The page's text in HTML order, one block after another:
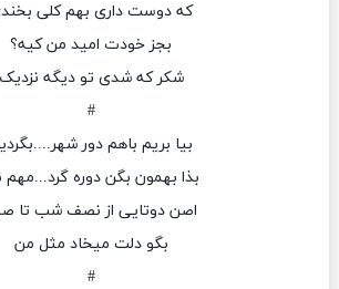
که دوست داری بهم کلی
بجز خودت امید من کیه؟
شکر که شدی تو دیگه نزدیک
#
بیا بریم باهم دور
بذا بهمون بگن دوره
اصن دوتایی از نصف شب تا
بگو دلت میخاد مثل من
#